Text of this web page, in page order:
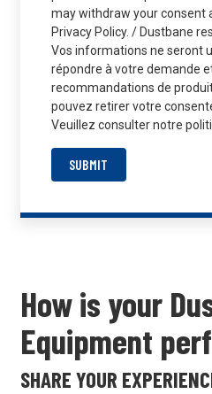
may withdraw your consent
Privacy Policy. / Dustbane
Vos informations ne seront
répondre à votre demande
recommandations de
pouvez retirer votre
Veuillez consulter notre
SUBMIT
How is your
Equipment
SHARE YOUR